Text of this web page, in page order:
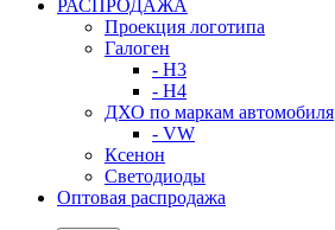
РАСПРОДАЖА
Проекция логотипа
Галоген
- H3
- H4
ДХО по маркам автомобиля
- VW
Ксенон
Светодиоды
Оптовая распродажа